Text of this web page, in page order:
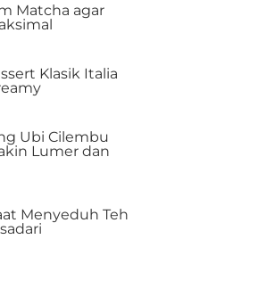
Matcha agar
Klasik Italia
Ubi Cilembu
Lumer dan
Menyeduh Teh